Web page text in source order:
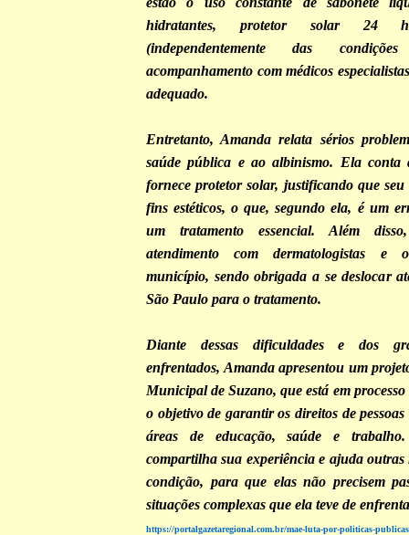
hidratantes, protetor solar 24
(independentemente das
acompanhamento com médicos
adequado.
Entretanto, Amanda relata sérios
saúde pública e ao albinismo. Ela conta
fornece protetor solar, justificando que
fins estéticos, o que, segundo ela, é um
um tratamento essencial. Além
atendimento com dermatologistas e
município, sendo obrigada a se deslocar
São Paulo para o tratamento.
Diante dessas dificuldades e dos
enfrentados, Amanda apresentou um
Municipal de Suzano, que está em
o objetivo de garantir os direitos de
áreas de educação, saúde e
compartilha sua experiência e ajuda outras
condição, para que elas não precisem
situações complexas que ela teve de
https://portalgazetaregional.com.br/mae-luta-por-politicas-